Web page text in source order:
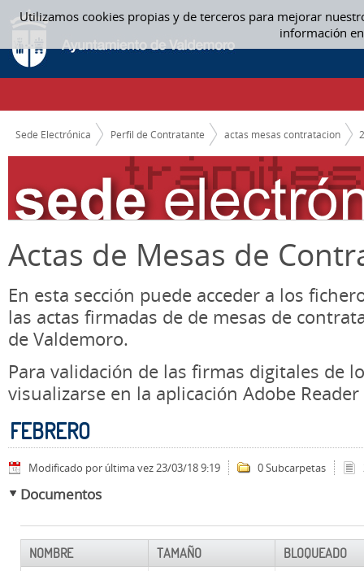
Utilizamos cookies propias y de terceros para mejorar
información
Saltar al contenido
FEBRERO - ACTAS MESAS CONTRATACION
CAMINO DE MIGAS
Sede Electrónica Perfil de Contratante actas mesas contratacion
Actas de Mesas de
En esta sección puede acceder a los
las actas firmadas de de mesas de
de Valdemoro.
Para validación de las firmas digitales de
visualizarse en la aplicación Adobe Reader
FEBRERO
Modificado por última vez 23/03/18 9:19 0 Subcarpetas
Documentos
NOMBRE TAMAÑO BLOQUEADO